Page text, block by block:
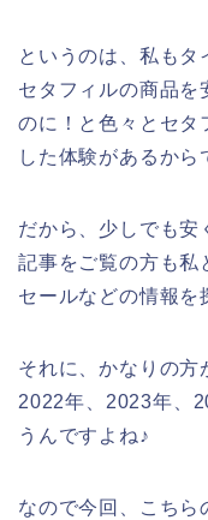
というのは、私も
セタフィルの商品を
のに！と色々とセタ
した体験があるから
だから、少しでも安
記事をご覧の方も私
セールなどの情報を
それに、かなりの方
2022年、2023年、
うんですよね♪
なので今回、こちら